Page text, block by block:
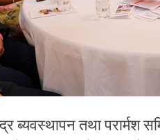
ब्यवस्थापन तथा परार्मश